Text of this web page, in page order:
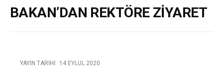
BAKAN’DAN REKTÖRE ZİYARET
YAYIN TARIHI: 14 EYLÜL 2020